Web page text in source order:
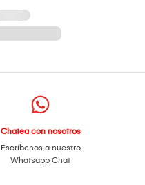
Chatea con nosotros
Escríbenos a nuestro
Whatsapp Chat